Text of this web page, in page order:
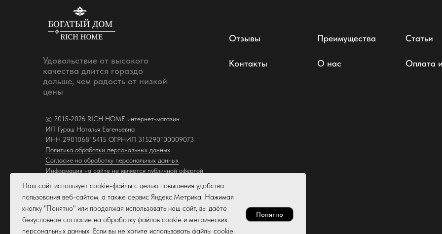
Удовольствие от высокого
качества длится гораздо
дольше, чем радость от низкой
цены
Отзывы
Контакты
Преимущества
О нас
Статьи
Оплата
© 2015-2026 RICH HOME интернет-магазин
ИП Гураш Наталья Евгеньевна
ИНН 290106815415 ОГРНИП 315290100009073
Политика обработки персональных данных
Согласие на обработку персональных данных
Информация на сайте не является публичной офертой
Создание и продвижение сайта NG Marketing
Наш сайт использует cookie-файлы с целью повышения удобства
пользования веб-сайтом, а также сервис Яндекс.Метрика. Нажимая
кнопку "Понятно" или продолжая использовать наш сайт, вы даёте
безусловное согласие на обработку файлов cookie и метрических
персональных данных. Если вы не хотите использовать файлы cookie,
Понятно